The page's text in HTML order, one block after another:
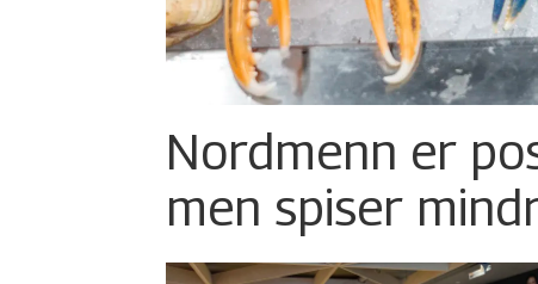
Nordmenn er
men spiser